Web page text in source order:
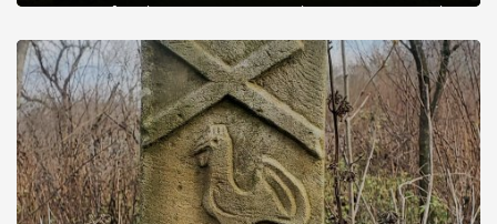
радянський період у ньому спочатку містилася школа, потім
століття тут розмістили туберкульозну лікарню. Коли із
палацу виїхала лікарня – ми точно не […]